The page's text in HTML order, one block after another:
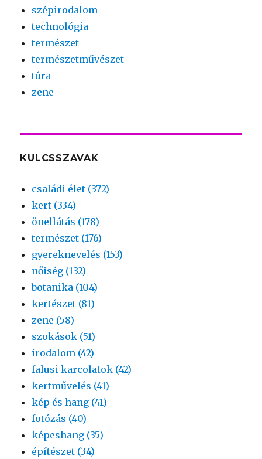
szépirodalom
technológia
természet
természetművészet
túra
zene
KULCSSZAVAK
családi élet (372)
kert (334)
önellátás (178)
természet (176)
gyereknevelés (153)
nőiség (132)
botanika (104)
kertészet (81)
zene (58)
szokások (51)
irodalom (42)
falusi karcolatok (42)
kertművelés (41)
kép és hang (41)
fotózás (40)
képeshang (35)
építészet (34)